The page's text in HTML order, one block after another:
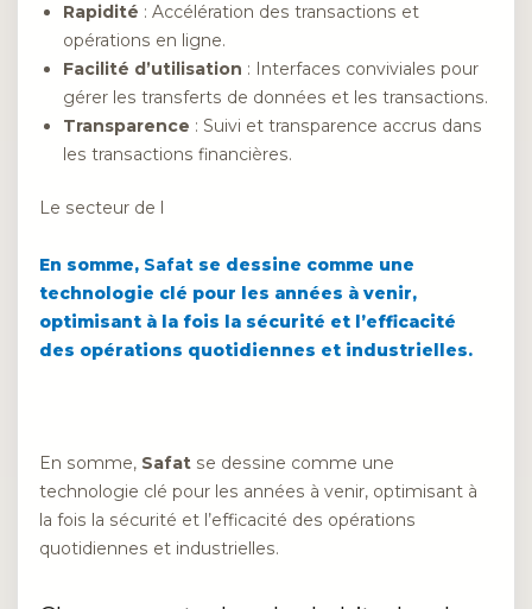
Rapidité : Accélération des transactions et
opérations en ligne.
Facilité d’utilisation : Interfaces conviviales pour
gérer les transferts de données et les transactions.
Transparence : Suivi et transparence accrus dans
les transactions financières.
Le secteur de l
En somme, Safat se dessine comme une
technologie clé pour les années à venir,
optimisant à la fois la sécurité et l’efficacité
des opérations quotidiennes et industrielles.
En somme, Safat se dessine comme une
technologie clé pour les années à venir, optimisant à
la fois la sécurité et l’efficacité des opérations
quotidiennes et industrielles.